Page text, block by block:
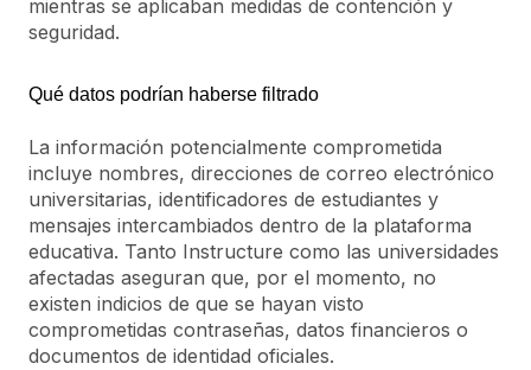
mientras se aplicaban medidas de contención y
seguridad.
Qué datos podrían haberse filtrado
La información potencialmente comprometida
incluye nombres, direcciones de correo electrónico
universitarias, identificadores de estudiantes y
mensajes intercambiados dentro de la plataforma
educativa. Tanto Instructure como las universidades
afectadas aseguran que, por el momento, no
existen indicios de que se hayan visto
comprometidas contraseñas, datos financieros o
documentos de identidad oficiales.